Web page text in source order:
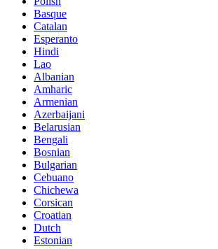
Basque
Catalan
Esperanto
Hindi
Lao
Albanian
Amharic
Armenian
Azerbaijani
Belarusian
Bengali
Bosnian
Bulgarian
Cebuano
Chichewa
Corsican
Croatian
Dutch
Estonian